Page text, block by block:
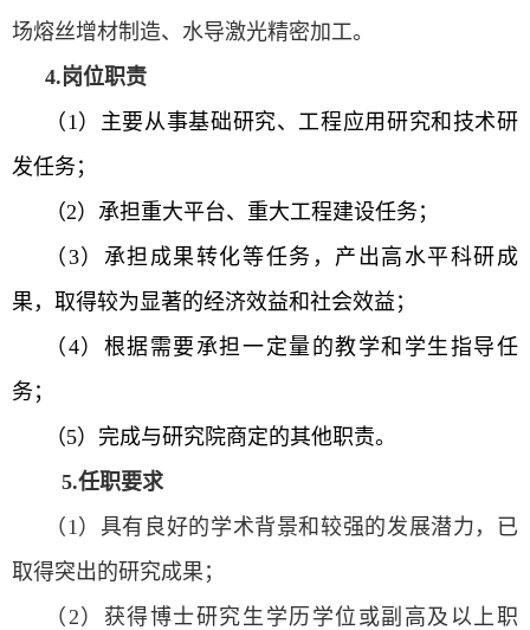
场熔丝增材制造、水导激光精密加工。
4.岗位职责
（1 ）主要从事基础研究、工程应用研究和技术研
发任务；
（2）承担重大平台、重大工程建设任务；
（3）承担成果转化等任务，产出高水平科研成
果，取得较为显著的经济效益和社会效益；
（4）根据需要承担一定量的教学和学生指导任
务；
（5）完成与研究院商定的其他职责。
5.任职要求
（1 ）具有良好的学术背景和较强的发展潜力，已
取得突出的研究成果；
（ 2）获得博士研究生学历学位或副高及以上职